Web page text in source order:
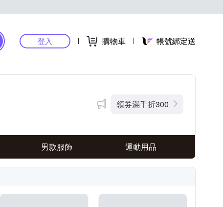
登入 購物車 帳號綁定送
領券滿千折300
男款服飾 運動用品